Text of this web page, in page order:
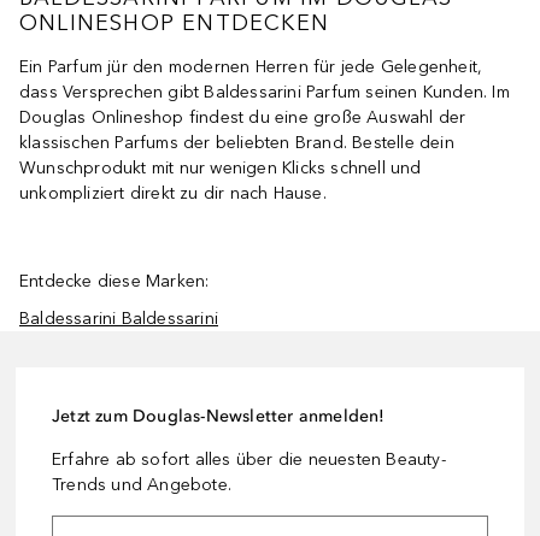
ONLINESHOP ENTDECKEN
Ein Parfum jür den modernen Herren für jede Gelegenheit,
dass Versprechen gibt Baldessarini Parfum seinen Kunden. Im
Douglas Onlineshop findest du eine große Auswahl der
klassischen Parfums der beliebten Brand. Bestelle dein
Wunschprodukt mit nur wenigen Klicks schnell und
unkompliziert direkt zu dir nach Hause.
Entdecke diese Marken:
Baldessarini Baldessarini
Jetzt zum Douglas-Newsletter anmelden!
Erfahre ab sofort alles über die neuesten Beauty-
Trends und Angebote.